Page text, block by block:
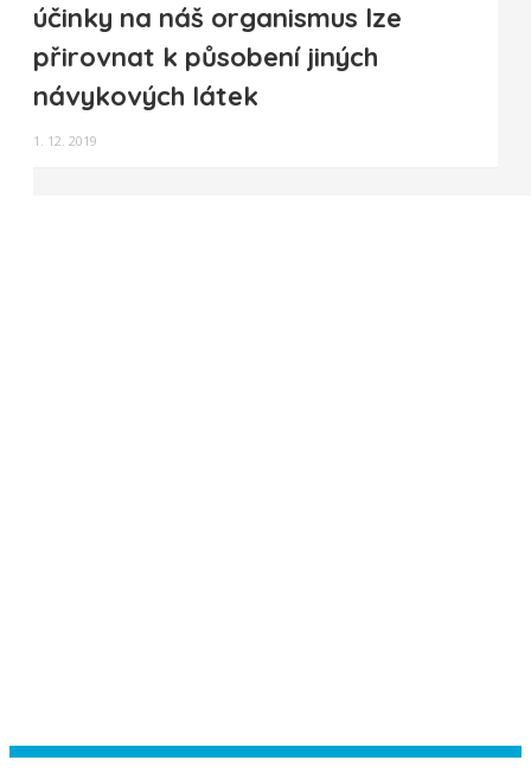
účinky na náš organismus lze
přirovnat k působení jiných
návykových látek
1. 12. 2019